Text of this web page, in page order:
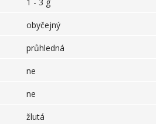
1 - 3 g
obyčejný
průhledná
ne
ne
žlutá